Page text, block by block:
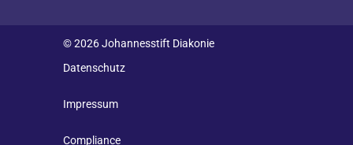
© 2026 Johannesstift Diakonie
Datenschutz
Impressum
Compliance